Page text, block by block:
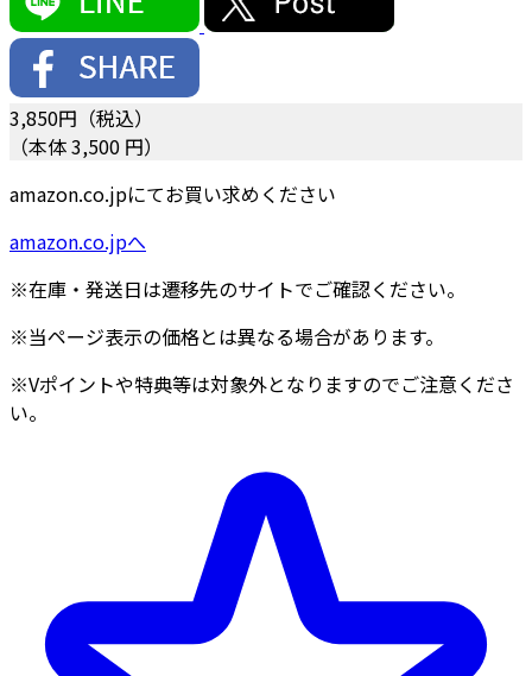
3,850円（税込）
（本体 3,500 円）
amazon.co.jpにてお買い求めください
amazon.co.jpへ
※在庫・発送日は遷移先のサイトでご確認ください。
※当ページ表示の価格とは異なる場合があります。
※Vポイントや特典等は対象外となりますのでご注意くださ
い。